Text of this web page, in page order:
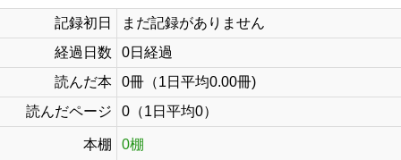
記録初日
まだ記録がありません
経過日数
0日経過
読んだ本
0冊（1日平均0.00冊)
読んだページ
0（1日平均0）
本棚 0棚